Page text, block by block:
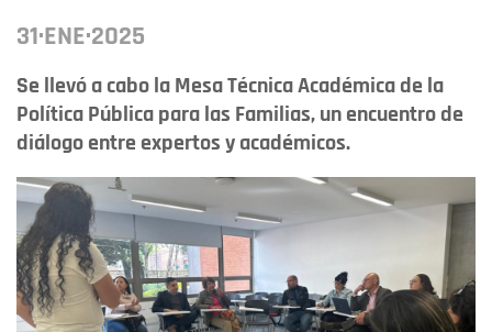
31·ENE·2025
Se llevó a cabo la Mesa Técnica Académica de la
Política Pública para las Familias, un encuentro de
diálogo entre expertos y académicos.